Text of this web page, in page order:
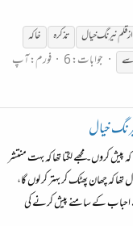
ازقلمنیرنگخیال تذکرہ
خاکہ
سے جوابات: 6 فورم:آپ
خیال
حوصلہ نہیں تھا کہ پیش کروں۔ مجھے لگتا تھا کہ بہت منتشر
کہ چھان پھٹک کر بہتر کر لوں گا،
احباب کے سامنے پیش کرنے کی